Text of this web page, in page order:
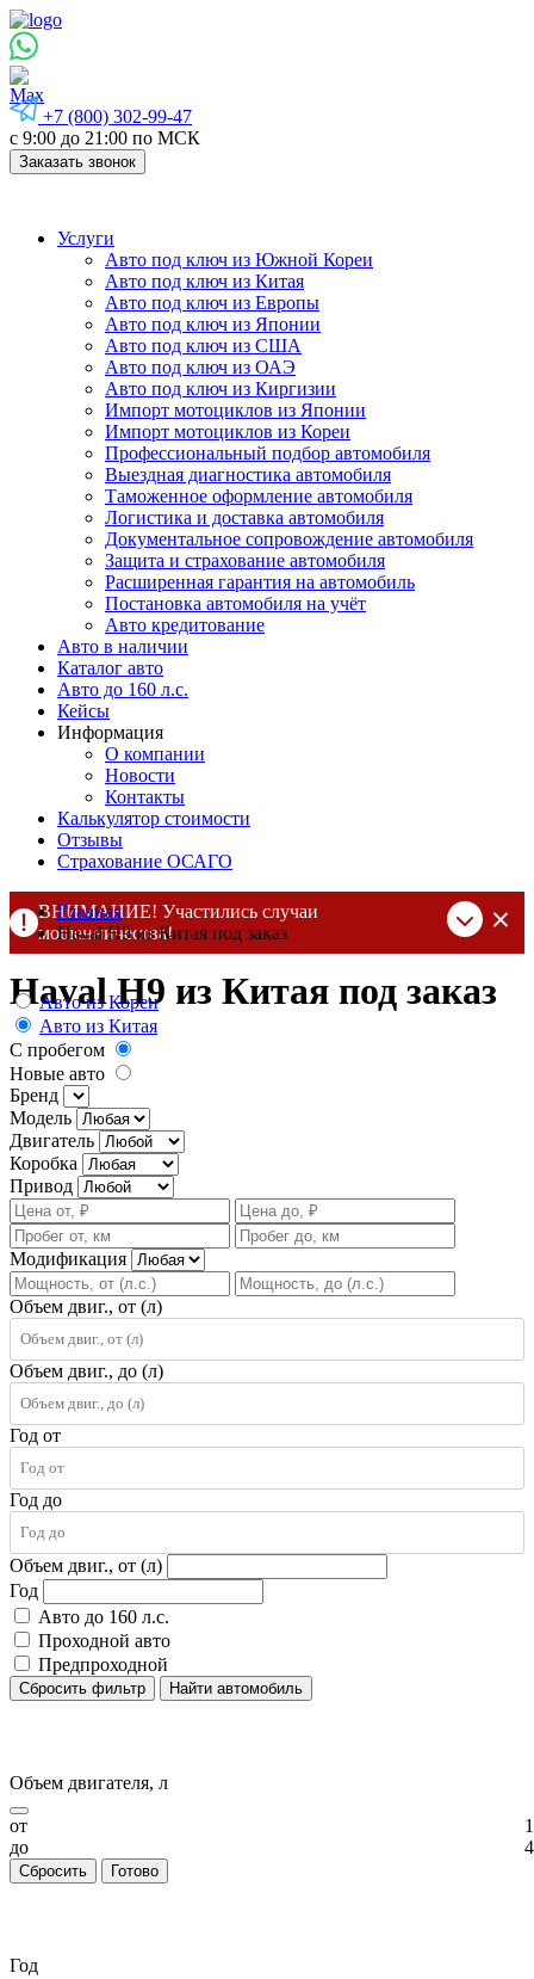
+7 (800) 302-99-47
с 9:00 до 21:00 по МСК
Заказать звонок
Услуги
Авто под ключ из Южной Кореи
Авто под ключ из Китая
Авто под ключ из Европы
Авто под ключ из Японии
Авто под ключ из США
Авто под ключ из ОАЭ
Авто под ключ из Киргизии
Импорт мотоциклов из Японии
Импорт мотоциклов из Кореи
Профессиональный подбор автомобиля
Выездная диагностика автомобиля
Таможенное оформление автомобиля
Логистика и доставка автомобиля
Документальное сопровождение автомобиля
Защита и страхование автомобиля
Расширенная гарантия на автомобиль
Постановка автомобиля на учёт
Авто кредитование
Авто в наличии
Каталог авто
Авто до 160 л.с.
Кейсы
Информация
О компании
Новости
Контакты
Калькулятор стоимости
Отзывы
Страхование ОСАГО
ВНИМАНИЕ! Участились случаи
мошенничества!
по выставленному счету на Т-банк от ИП Алексеевских С.В.
При любых подозрениях, свяжитесь с нами по официальным
контактам, указанным в соц сетях и на сайте
Главная
Haval H9 из Китая под заказ
Haval H9 из Китая под заказ
Авто из Кореи
Авто из Китая
С пробегом
Новые авто
Бренд
Модель
Двигатель
Коробка
Привод
Модификация
Объем двиг., от (л)
Объем двиг., до (л)
Год от
Год до
Объем двиг., от (л)
Год
Авто до 160 л.с.
Проходной авто
Предпроходной
Сбросить фильтр Найти автомобиль
Объем двигателя, л
от
до
Сбросить Готово
Год